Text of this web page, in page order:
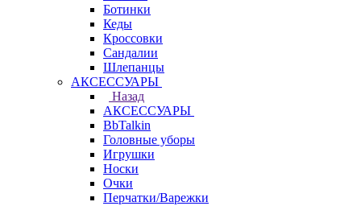
Ботинки
Кеды
Кроссовки
Сандалии
Шлепанцы
АКСЕССУАРЫ
Назад
АКСЕССУАРЫ
BbTalkin
Головные уборы
Игрушки
Носки
Очки
Перчатки/Варежки